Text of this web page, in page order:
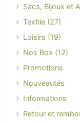
Sacs, Bijoux et
Textile (27)
Loisirs (19)
Nos Box (12)
Promotions
Nouveautés
Informations
Retour et